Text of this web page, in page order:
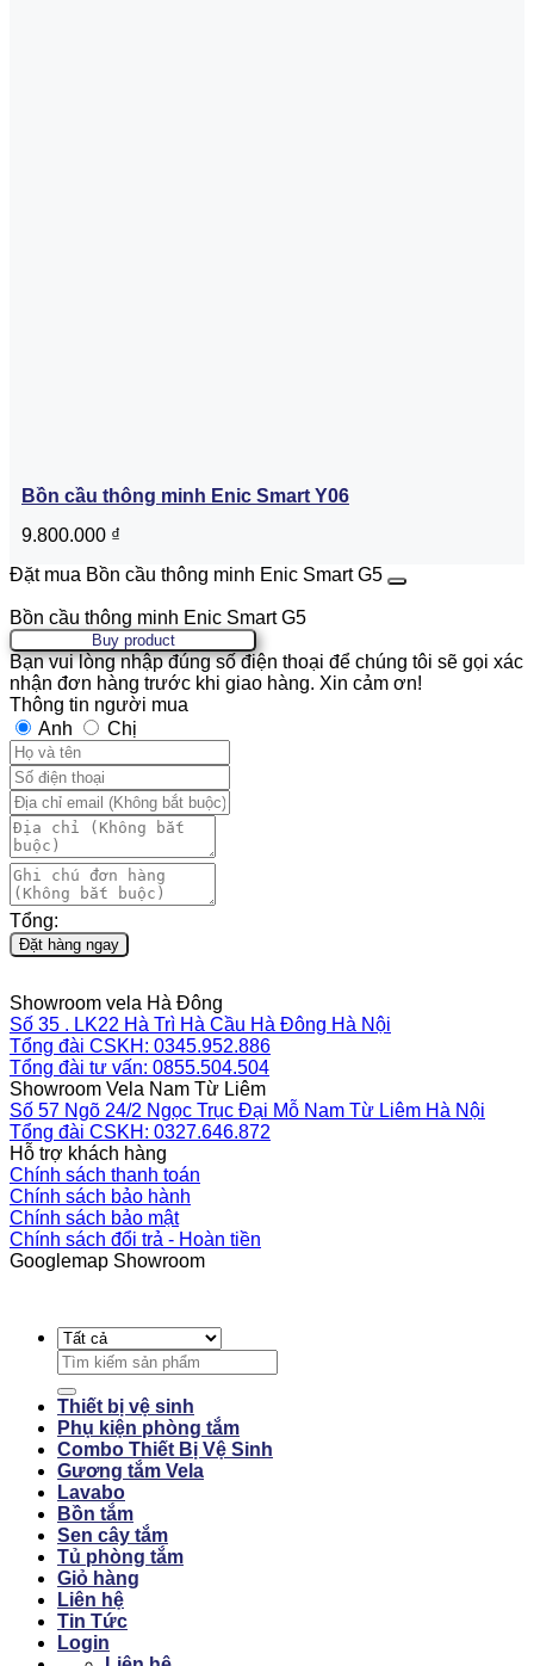
Bồn cầu thông minh Enic Smart Y06
9.800.000 ₫
Đặt mua Bồn cầu thông minh Enic Smart G5
Bồn cầu thông minh Enic Smart G5
Buy product
Bạn vui lòng nhập đúng số điện thoại để chúng tôi sẽ gọi xác
nhận đơn hàng trước khi giao hàng. Xin cảm ơn!
Thông tin người mua
Anh
Chị
Tổng:
Đặt hàng ngay
Showroom vela Hà Đông
Số 35 . LK22 Hà Trì Hà Cầu Hà Đông Hà Nội
Tổng đài CSKH: 0345.952.886
Tổng đài tư vấn: 0855.504.504
Showroom Vela Nam Từ Liêm
Số 57 Ngõ 24/2 Ngọc Trục Đại Mỗ Nam Từ Liêm Hà Nội
Tổng đài CSKH: 0327.646.872
Hỗ trợ khách hàng
Chính sách thanh toán
Chính sách bảo hành
Chính sách bảo mật
Chính sách đổi trả - Hoàn tiền
Googlemap Showroom
Search
for:
Thiết bị vệ sinh
Phụ kiện phòng tắm
Combo Thiết Bị Vệ Sinh
Gương tắm Vela
Lavabo
Bồn tắm
Sen cây tắm
Tủ phòng tắm
Giỏ hàng
Liên hệ
Tin Tức
Login